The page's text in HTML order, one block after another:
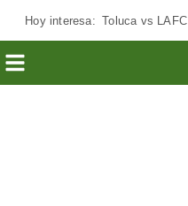
Hoy interesa: Toluca vs LAFC